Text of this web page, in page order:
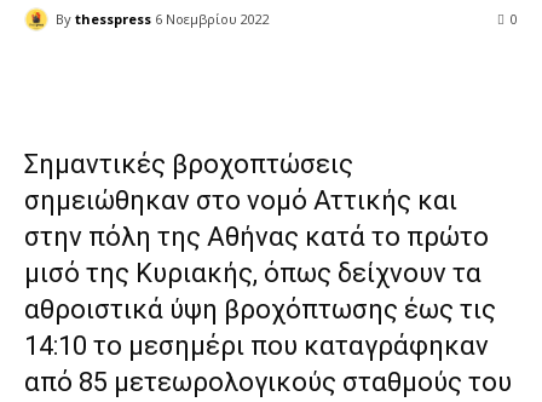
By thesspress 6 Νοεμβρίου 2022 0
Σημαντικές βροχοπτώσεις
σημειώθηκαν στο νομό Αττικής και
στην πόλη της Αθήνας κατά το πρώτο
μισό της Κυριακής, όπως δείχνουν τα
αθροιστικά ύψη βροχόπτωσης έως τις
14:10 το μεσημέρι που καταγράφηκαν
από 85 μετεωρολογικούς σταθμούς του